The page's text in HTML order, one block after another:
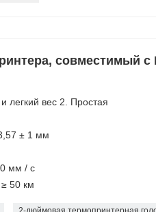
совместимый с
легкий вес 2. Простая
± 1 мм
мм / с
50 км